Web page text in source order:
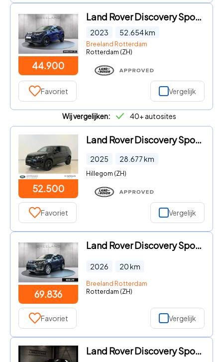
44.900
Land Rover Discovery Sport - P300e R-Dynamic SE | Panoramadak | Trekhaak
2023 52.654km
Breeland Rotterdam
Rotterdam (ZH)
Favoriet Vergelijk
Wij vergelijken: 40+ autosites
52.500
Land Rover Discovery Sport - 1.5 P270e PHEV S Edition
2025 28.677km
Hillegom (ZH)
Favoriet Vergelijk
69.836
Land Rover Discovery Sport - P270e Business Edition | Trekhaak
2026 20km
Breeland Rotterdam
Rotterdam (ZH)
Favoriet Vergelijk
Land Rover Discovery Sport - P300e 1.5 R-Dynamic SE | SOH 92% | Black Pack | Cold Climate